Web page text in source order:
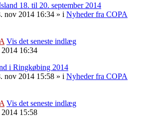
18. til 20. september 2014
nov 2014 16:34 » i Nyheder fra COPA
Vis det seneste indlæg
16:34
i Ringkøbing 2014
nov 2014 15:58 » i Nyheder fra COPA
Vis det seneste indlæg
15:58